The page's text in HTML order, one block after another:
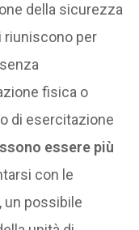
della sicurezza
riuniscono per
fisica o
di esercitazione
essere più
con le
un possibile